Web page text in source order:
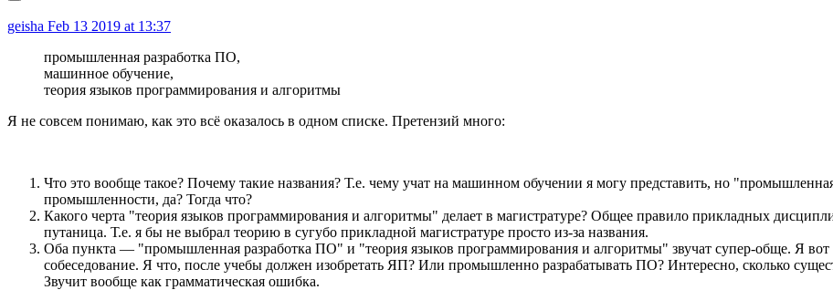
geisha Feb 13 2019 at 13:37
промышленная разработка ПО,
машинное обучение,
теория языков программирования и алгоритмы
Я не совсем понимаю, как это всё оказалось в одном списке. Претензий много:
Что это вообще такое? Почему такие названия? Т.е. чему учат на машинном обучении я могу представить, но
промышленности, да? Тогда что?
Какого черта "теория языков программирования и алгоритмы" делает в магистратуре? Общее правило прикладных
путаница. Т.е. я бы не выбрал теорию в сугубо прикладной магистратуре просто из-за названия.
Оба пункта — "промышленная разработка ПО" и "теория языков программирования и алгоритмы" звучат супер-обще. Я
собеседование. Я что, после учебы должен изобретать ЯП? Или промышленно разрабатывать ПО? Интересно, сколько
Звучит вообще как грамматическая ошибка.